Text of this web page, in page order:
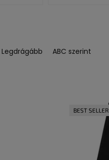
Legdrágább ABC szerint
BEST SELLER